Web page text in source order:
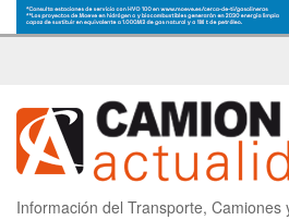
Información del Transporte, Camiones